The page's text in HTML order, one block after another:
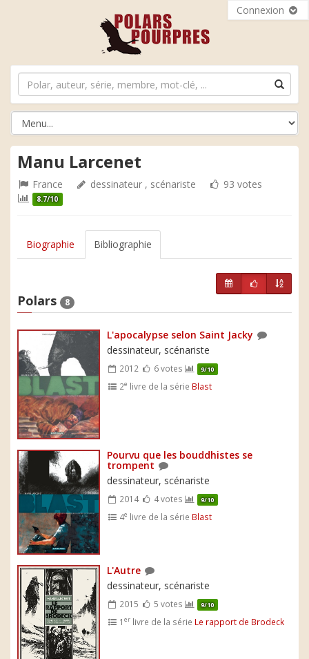
Connexion
Manu Larcenet
France dessinateur , scénariste 93 votes
8.7/10
Biographie Bibliographie
Polars 8
L'apocalypse selon Saint Jacky
dessinateur, scénariste
2012 6 votes 9/10
2e livre de la série Blast
Pourvu que les bouddhistes se
trompent
dessinateur, scénariste
2014 4 votes 9/10
4e livre de la série Blast
L'Autre
dessinateur, scénariste
2015 5 votes 9/10
1er livre de la série Le rapport de Brodeck